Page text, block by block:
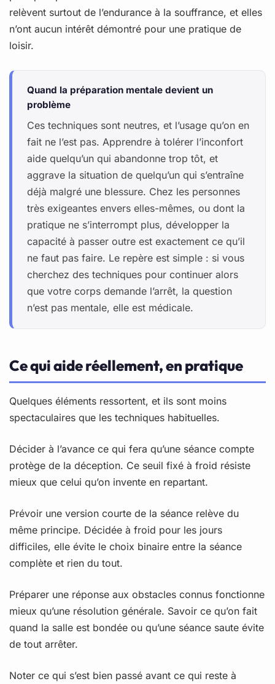
relèvent surtout de l’endurance à la souffrance, et elles
n’ont aucun intérêt démontré pour une pratique de
loisir.
Quand la préparation mentale devient un
problème
Ces techniques sont neutres, et l’usage qu’on en
fait ne l’est pas. Apprendre à tolérer l’inconfort
aide quelqu’un qui abandonne trop tôt, et
aggrave la situation de quelqu’un qui s’entraîne
déjà malgré une blessure. Chez les personnes
très exigeantes envers elles-mêmes, ou dont la
pratique ne s’interrompt plus, développer la
capacité à passer outre est exactement ce qu’il
ne faut pas faire. Le repère est simple : si vous
cherchez des techniques pour continuer alors
que votre corps demande l’arrêt, la question
n’est pas mentale, elle est médicale.
Ce qui aide réellement, en pratique
Quelques éléments ressortent, et ils sont moins
spectaculaires que les techniques habituelles.
Décider à l’avance ce qui fera qu’une séance compte
protège de la déception. Ce seuil fixé à froid résiste
mieux que celui qu’on invente en repartant.
Prévoir une version courte de la séance relève du
même principe. Décidée à froid pour les jours
difficiles, elle évite le choix binaire entre la séance
complète et rien du tout.
Préparer une réponse aux obstacles connus fonctionne
mieux qu’une résolution générale. Savoir ce qu’on fait
quand la salle est bondée ou qu’une séance saute évite
de tout arrêter.
Noter ce qui s’est bien passé avant ce qui reste à